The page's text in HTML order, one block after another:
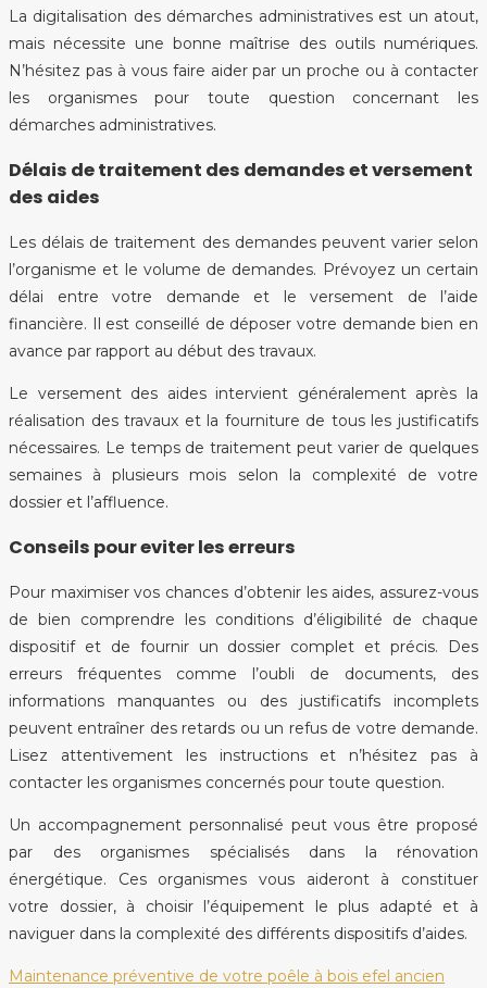
La digitalisation des démarches administratives est un atout,
mais nécessite une bonne maîtrise des outils numériques.
N’hésitez pas à vous faire aider par un proche ou à contacter
les organismes pour toute question concernant les
démarches administratives.
Délais de traitement des demandes et versement
des aides
Les délais de traitement des demandes peuvent varier selon
l’organisme et le volume de demandes. Prévoyez un certain
délai entre votre demande et le versement de l’aide
financière. Il est conseillé de déposer votre demande bien en
avance par rapport au début des travaux.
Le versement des aides intervient généralement après la
réalisation des travaux et la fourniture de tous les justificatifs
nécessaires. Le temps de traitement peut varier de quelques
semaines à plusieurs mois selon la complexité de votre
dossier et l’affluence.
Conseils pour eviter les erreurs
Pour maximiser vos chances d’obtenir les aides, assurez-vous
de bien comprendre les conditions d’éligibilité de chaque
dispositif et de fournir un dossier complet et précis. Des
erreurs fréquentes comme l’oubli de documents, des
informations manquantes ou des justificatifs incomplets
peuvent entraîner des retards ou un refus de votre demande.
Lisez attentivement les instructions et n’hésitez pas à
contacter les organismes concernés pour toute question.
Un accompagnement personnalisé peut vous être proposé
par des organismes spécialisés dans la rénovation
énergétique. Ces organismes vous aideront à constituer
votre dossier, à choisir l’équipement le plus adapté et à
naviguer dans la complexité des différents dispositifs d’aides.
Maintenance préventive de votre poêle à bois efel ancien